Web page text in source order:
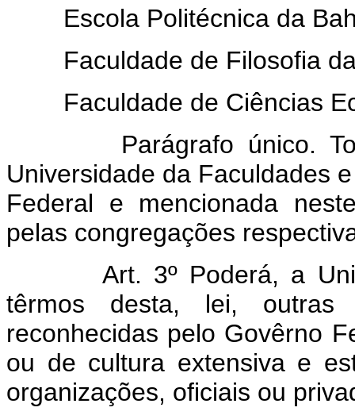
Escola Politécnica da
Faculdade de Filosofia da
Faculdade de Ciências
Parágrafo único.
Universidade da Faculdades
Federal e mencionada
pelas congregações
Art. 3º Poderá, a
têrmos desta, lei,
reconhecidas pelo Govêrno
ou de cultura extensiva e
organizações, oficiais ou